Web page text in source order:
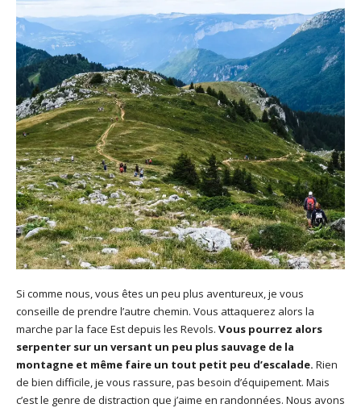
Si comme nous, vous êtes un peu plus aventureux, je vous
conseille de prendre l’autre chemin. Vous attaquerez alors la
marche par la face Est depuis les Revols. Vous pourrez alors
serpenter sur un versant un peu plus sauvage de la
montagne et même faire un tout petit peu d’escalade. Rien
de bien difficile, je vous rassure, pas besoin d’équipement. Mais
c’est le genre de distraction que j’aime en randonnées. Nous avons